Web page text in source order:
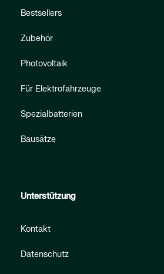
Bestsellers
Zubehör
Photovoltaik
Für Elektrofahrzeuge
Spezialbatterien
Bausätze
Unterstützung
Kontakt
Datenschutz